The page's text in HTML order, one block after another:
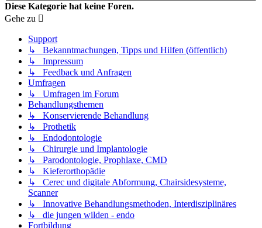
Diese Kategorie hat keine Foren.
Gehe zu
Support
↳ Bekanntmachungen, Tipps und Hilfen (öffentlich)
↳ Impressum
↳ Feedback und Anfragen
Umfragen
↳ Umfragen im Forum
Behandlungsthemen
↳ Konservierende Behandlung
↳ Prothetik
↳ Endodontologie
↳ Chirurgie und Implantologie
↳ Parodontologie, Prophlaxe, CMD
↳ Kieferorthopädie
↳ Cerec und digitale Abformung, Chairsidesysteme,
Scanner
↳ Innovative Behandlungsmethoden, Interdisziplinäres
↳ die jungen wilden - endo
Fortbildung